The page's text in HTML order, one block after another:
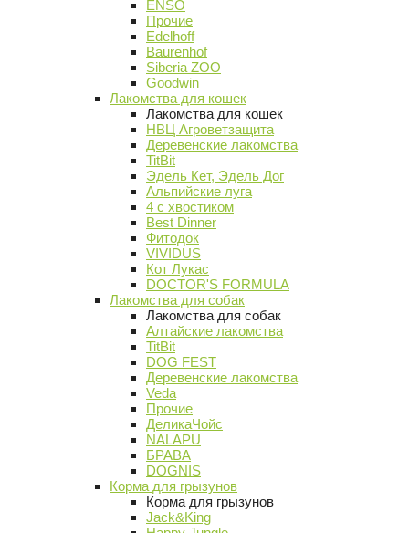
ENSO
Прочие
Edelhoff
Baurenhof
Siberia ZOO
Goodwin
Лакомства для кошек
Лакомства для кошек
НВЦ Агроветзащита
Деревенские лакомства
TitBit
Эдель Кет, Эдель Дог
Альпийские луга
4 с хвостиком
Best Dinner
Фитодок
VIVIDUS
Кот Лукас
DOCTOR'S FORMULA
Лакомства для собак
Лакомства для собак
Алтайские лакомства
TitBit
DOG FEST
Деревенские лакомства
Veda
Прочие
ДеликаЧойс
NALAPU
БРАВА
DOGNIS
Корма для грызунов
Корма для грызунов
Jack&King